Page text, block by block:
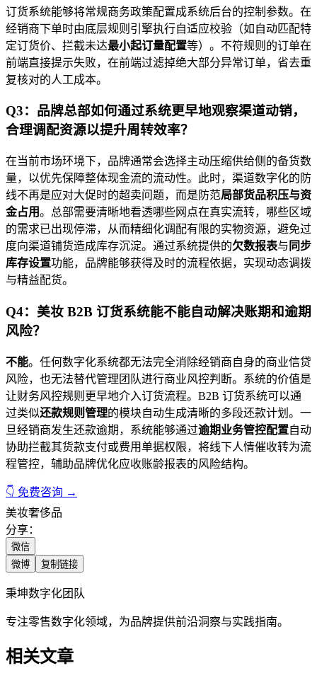
订货系统能够将常规商务政策配置成系统后台的控制参数。在
经销商下单时由底层规则引擎执行自适应校验（如自动匹配特
定订货价、拦截未达最小起订量配置等）。不符规则的订单在
前端直接提示失败，在前端过滤掉绝大部分异常订单，省去重
复核对的人工成本。
Q3：品牌总部如何通过系统更早地观察渠道动销，
合理调配资源以提升周转效率？
在当前市场环境下，品牌通常会选择主动压缩供给侧的备货数
量，以优先保障整体现金流的流动性。此时，渠道数字化的防
线不再是应对大促时的超卖问题，而是防范局部货品积压与资
金占用。总部需要清晰地看透哪些网点在真实流转，哪些区域
的需求已出现停滞，从而精细化调配有限的实物资源，避免过
度向渠道铺货造成库存沉淀。通过系统提供的欠数报表与 同步
库存设置功能，品牌能够获得及时的流程依据，实现动态调拨
与精益配货。
Q4：美妆 B2B 订货系统能不能自动解决账期和逾期
风险？
不能。任何数字化系统都无法完全消除经销商自身的商业信贷
风险，也无法替代管理团队进行商业风控判断。系统的价值是
让财务风控规则更早地介入订货流程。B2B 订货系统可以通
过类似还款规则管理的模块自动生成清晰的多段还款计划。一
旦经销商发生还款逾期，系统能够通过逾期业务管控配置自动
协助拦截其货款支付或费用单据权限，将线下人情催收转为流
程管控，辅助品牌优化应收账龄报表的风险结构。
👇 免费咨询 →
美妆奢侈品
分享：
微信
微博
复制链接
秉坤数字化团队
专注零售数字化领域，为品牌提供前沿洞察与实践指南。
相关文章